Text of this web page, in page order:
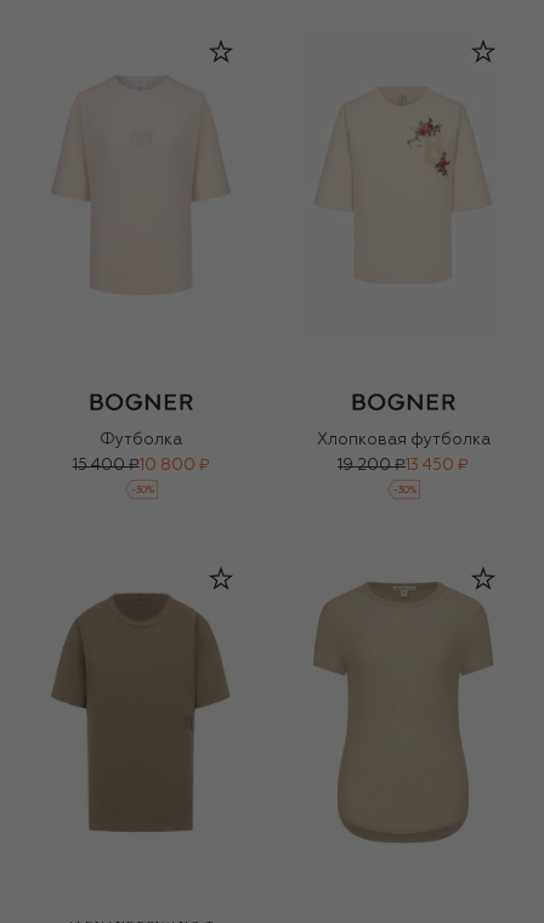
Футболка
15 400 ₽10 800 ₽
-30%
Хлопковая футболка
19 200 ₽ 13 450 ₽
-30%